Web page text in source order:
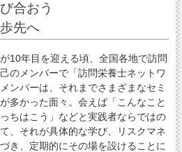
合おう
先へ
10年目を迎える頃、全国各地で訪問
のメンバーで「訪問栄養士ネットワ
ンバーは、それまでさまざまなセミ
多かった面々。会えば「こんなこと
ちはこう」などと実践者ならではの
、それが具体的な学び、リスクマネ
き、定期的にその場を設けることに